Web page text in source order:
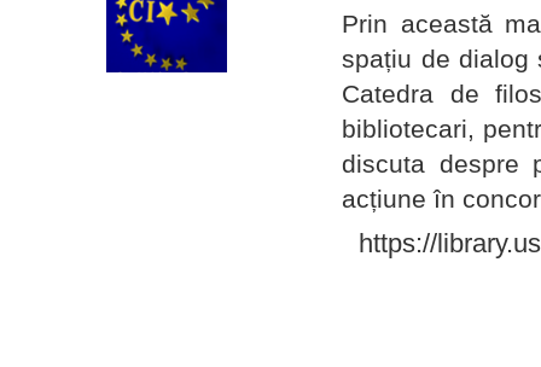
Prin această
spațiu de dialog
Catedra de
bibliotecari,
discuta despre
acțiune în
https://